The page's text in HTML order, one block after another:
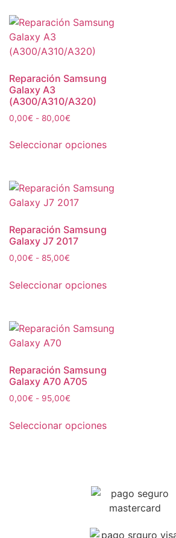
Reparación Samsung
Galaxy A3
(A300/A310/A320)
0,00€ - 80,00€
Seleccionar opciones
Reparación Samsung
Galaxy J7 2017
0,00€ - 85,00€
Seleccionar opciones
Reparación Samsung
Galaxy A70 A705
0,00€ - 95,00€
Seleccionar opciones